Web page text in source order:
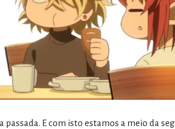
E com isto estamos a meio da